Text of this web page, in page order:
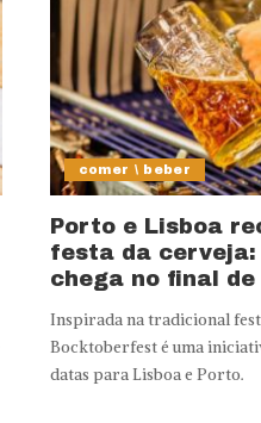
comer \ beber
Porto e Lisboa
festa da
chega no final de
Inspirada na tradicional
Bocktoberfest é uma
datas para Lisboa e Porto.